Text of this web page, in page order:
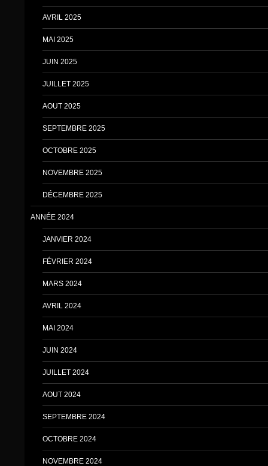
AVRIL 2025
MAI 2025
JUIN 2025
JUILLET 2025
AOUT 2025
SEPTEMBRE 2025
OCTOBRE 2025
NOVEMBRE 2025
DÉCEMBRE 2025
ANNÉE 2024
JANVIER 2024
FÉVRIER 2024
MARS 2024
AVRIL 2024
MAI 2024
JUIN 2024
JUILLET 2024
AOUT 2024
SEPTEMBRE 2024
OCTOBRE 2024
NOVEMBRE 2024